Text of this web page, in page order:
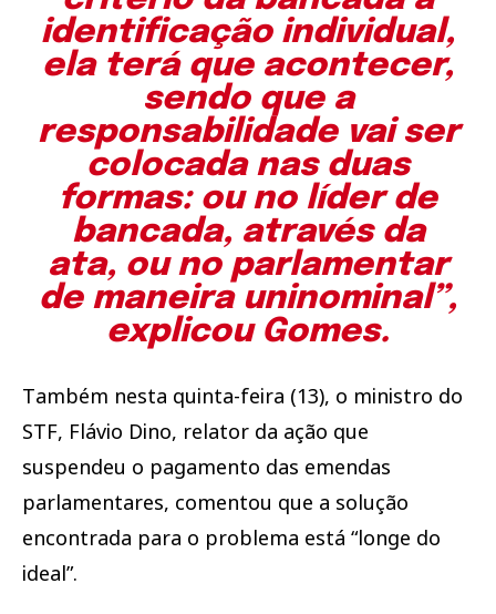
identificação individual,
ela terá que acontecer,
sendo que a
responsabilidade vai ser
colocada nas duas
formas: ou no líder de
bancada, através da
ata, ou no parlamentar
de maneira uninominal”,
explicou Gomes.
Também nesta quinta-feira (13), o ministro do
STF, Flávio Dino, relator da ação que
suspendeu o pagamento das emendas
parlamentares, comentou que a solução
encontrada para o problema está “longe do
ideal”.